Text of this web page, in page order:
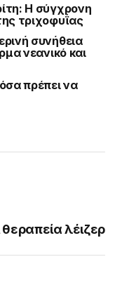
Η σύγχρονη
τριχοφυΐας
συνήθεια
νεανικό και
πρέπει να
λέιζερ